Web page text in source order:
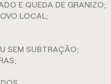
E QUEDA DE GRANIZO;
LOCAL;
SEM SUBTRAÇÃO;